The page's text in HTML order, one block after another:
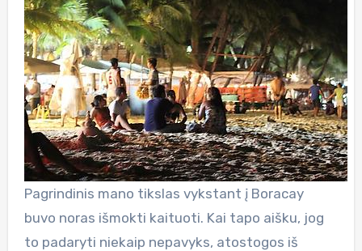
Pagrindinis mano tikslas vykstant į Boracay
buvo noras išmokti kaituoti. Kai tapo aišku, jog
to padaryti niekaip nepavyks, atostogos iš